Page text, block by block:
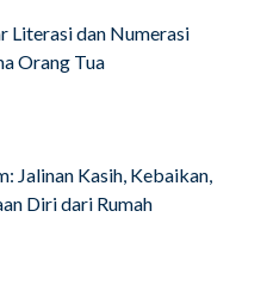
Literasi dan Numerasi
Orang Tua
Jalinan Kasih, Kebaikan,
Diri dari Rumah